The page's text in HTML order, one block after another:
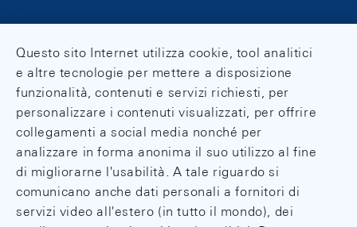
Questo sito Internet utilizza cookie, tool analitici
e altre tecnologie per mettere a disposizione
funzionalità, contenuti e servizi richiesti, per
personalizzare i contenuti visualizzati, per offrire
collegamenti a social media nonché per
analizzare in forma anonima il suo utilizzo al fine
di migliorarne l'usabilità. A tale riguardo si
comunicano anche dati personali a fornitori di
servizi video all'estero (in tutto il mondo), dei